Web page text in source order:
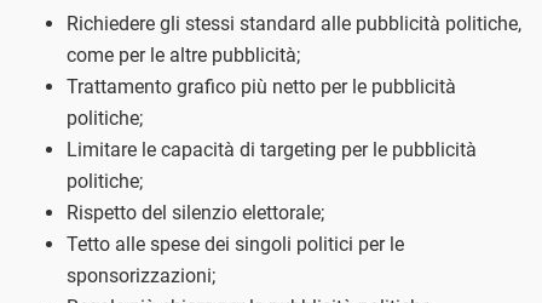
Richiedere gli stessi standard alle pubblicità politiche,
come per le altre pubblicità;
Trattamento grafico più netto per le pubblicità
politiche;
Limitare le capacità di targeting per le pubblicità
politiche;
Rispetto del silenzio elettorale;
Tetto alle spese dei singoli politici per le
sponsorizzazioni;